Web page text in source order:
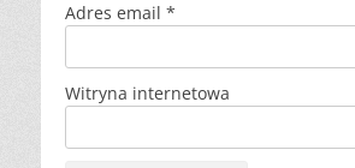
Adres email *
Witryna internetowa